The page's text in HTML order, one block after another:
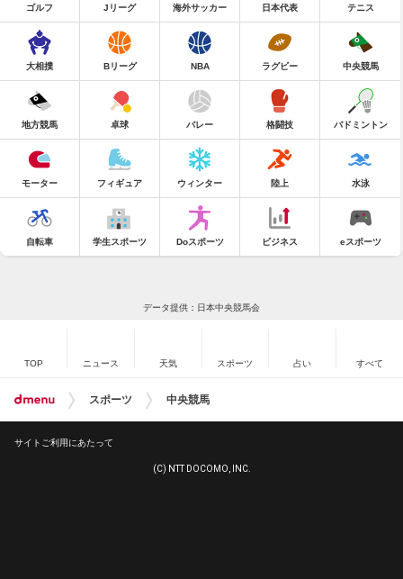
ゴルフ Jリーグ 海外サッカー 日本代表 テニス
大相撲 Bリーグ NBA ラグビー 中央競馬
地方競馬 卓球 バレー 格闘技 バドミントン
モーター フィギュア ウィンター 陸上 水泳
自転車 学生スポーツ Doスポーツ ビジネス eスポーツ
データ提供：日本中央競馬会
TOP ニュース 天気 スポーツ 占い すべて
スポーツ 中央競馬
サイトご利用にあたって
(C) NTT DOCOMO, INC.